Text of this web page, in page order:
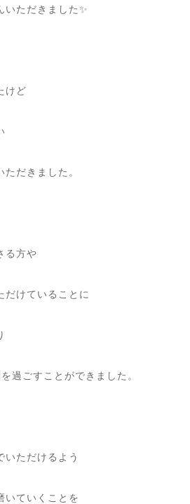
いただきました✨
けど
だきました。
る方や
だけていることに
過ごすことができました。
いただけるよう
いていくことを